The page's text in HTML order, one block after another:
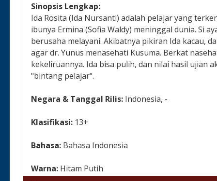
Sinopsis Lengkap:
Ida Rosita (Ida Nursanti) adalah pelajar yang
ibunya Ermina (Sofia Waldy) meninggal dunia. Si
berusaha melayani. Akibatnya pikiran Ida kacau,
agar dr. Yunus menasehati Kusuma. Berkat
kekeliruannya. Ida bisa pulih, dan nilai hasil ujian
"bintang pelajar".
Negara & Tanggal Rilis: Indonesia, -
Klasifikasi: 13+
Bahasa: Bahasa Indonesia
Warna: Hitam Putih